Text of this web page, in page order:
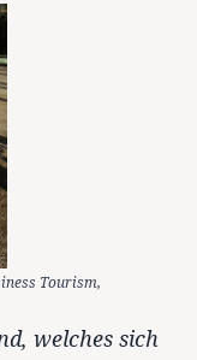
Tourism,
welches sich